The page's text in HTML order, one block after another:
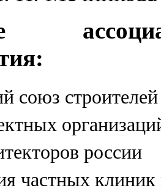
союз строителей
россии
частных